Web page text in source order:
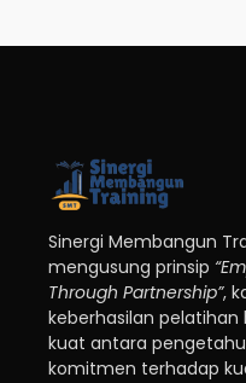
Sinergi Membangun
mengusung prinsip
Through Partnership”,
keberhasilan pelatihan
kuat antara
komitmen terhadap